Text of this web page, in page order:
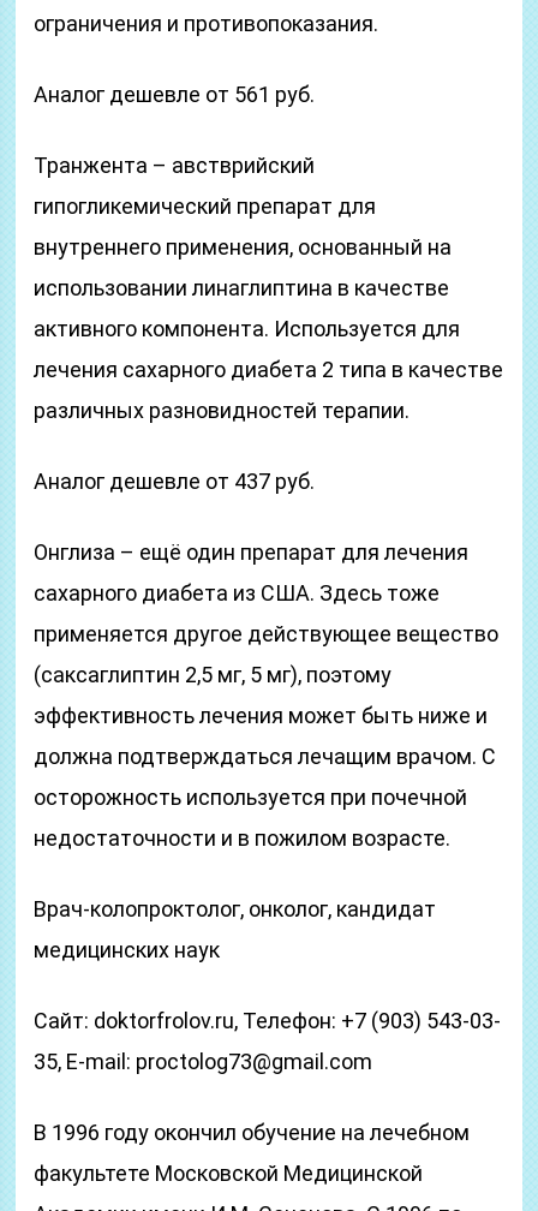
ограничения и противопоказания.
Аналог дешевле от 561 руб.
Транжента – австврийский
гипогликемический препарат для
внутреннего применения, основанный на
использовании линаглиптина в качестве
активного компонента. Используется для
лечения сахарного диабета 2 типа в качестве
различных разновидностей терапии.
Аналог дешевле от 437 руб.
Онглиза – ещё один препарат для лечения
сахарного диабета из США. Здесь тоже
применяется другое действующее вещество
(саксаглиптин 2,5 мг, 5 мг), поэтому
эффективность лечения может быть ниже и
должна подтверждаться лечащим врачом. С
осторожность используется при почечной
недостаточности и в пожилом возрасте.
Врач-колопроктолог, онколог, кандидат
медицинских наук
Сайт: doktorfrolov.ru, Телефон: +7 (903) 543-03-
35, E-mail: proctolog73@gmail.com
В 1996 году окончил обучение на лечебном
факультете Московской Медицинской